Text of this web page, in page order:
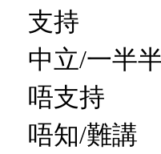
支持
中立/一半
唔支持
唔知/難講